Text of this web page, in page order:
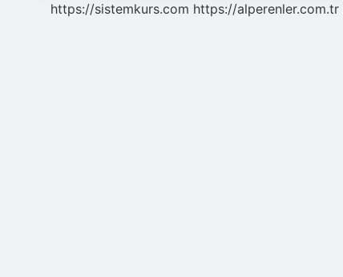
https://sistemkurs.com https://alperenler.com.tr